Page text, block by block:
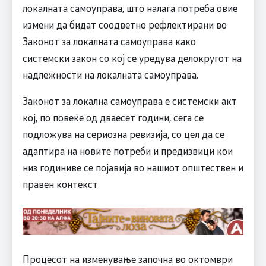
локалната самоуправа, што налага потреба овие
измени да бидат соодветно рефлектирани во
Законот за локалната самоуправа како
системски закон со кој се уредува делокругот на
надлежности на локалната самоуправа.
Законот за локална самоуправа е системски акт
кој, по повеќе од дваесет години, сега се
подложува на сериозна ревизија, со цел да се
адаптира на новите потреби и предизвици кои
низ годиниве се појавија во нашиот општествен и
правен контекст.
Процесот на изменување започна во октомври